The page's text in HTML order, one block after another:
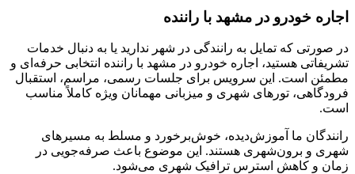
اجاره خودرو در مشهد با راننده
در صورتی که تمایل به رانندگی در شهر ندارید یا به دنبال خدمات
تشریفاتی هستید، اجاره خودرو در مشهد با راننده انتخابی حرفه‌ای و
مطمئن است. این سرویس برای جلسات رسمی، مراسم، استقبال
فرودگاهی، تورهای شهری و میزبانی مهمانان ویژه کاملاً مناسب
است.
رانندگان ما آموزش‌دیده، خوش‌برخورد و مسلط به مسیرهای
شهری و برون‌شهری هستند. این موضوع باعث صرفه‌جویی در
زمان و کاهش استرس ترافیک شهری می‌شود.